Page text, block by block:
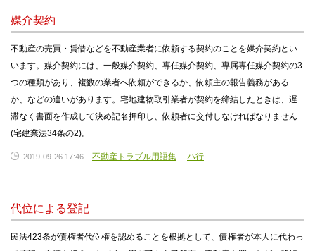
媒介契約
不動産の売買・賃借などを不動産業者に依頼する契約のことを媒介契約とい
います。媒介契約には、一般媒介契約、専任媒介契約、専属専任媒介契約の3
つの種類があり、複数の業者へ依頼ができるか、依頼主の報告義務がある
か、などの違いがあります。宅地建物取引業者が契約を締結したときは、遅
滞なく書面を作成して決め記名押印し、依頼者に交付しなければなりません
(宅建業法34条の2)。
2019-09-26 17:46 不動産トラブル用語集 ハ行
代位による登記
民法423条が債権者代位権を認めることを根拠として、債権者が本人に代わっ